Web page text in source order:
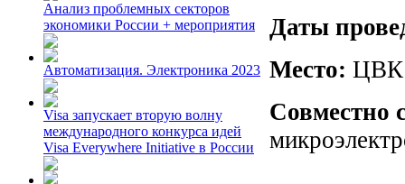
Анализ проблемных секторов
экономики России + мероприятия
Автоматизация. Электроника 2023
Visa запускает вторую волну
международного конкурса идей
Visa Everywhere Initiative в России
Даты
Место: ЦВК
Совместно